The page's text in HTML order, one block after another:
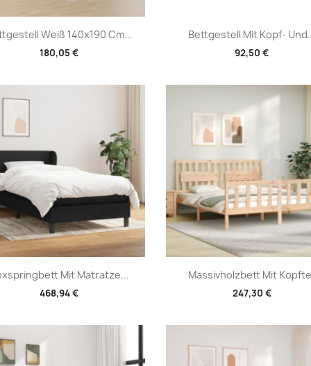
Weiß 140x190 Cm...
180,05 €
Vorschau Bettgestell Mit Kopf-
92,50 €
Vorschau
Mit Matratze...
468,94 €
Vorschau Massivholzbett Mit
247,30 €
Vorschau